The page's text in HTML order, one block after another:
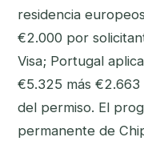
residencia
€2.000 por
Visa; Portugal
€5.325 más
del permiso. El
permanente de